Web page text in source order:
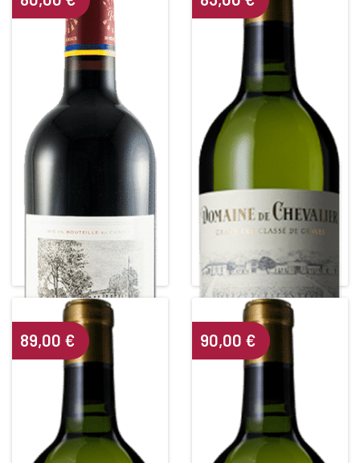
CHÂTEAU DUHART MILON
ROTHSCHILD
4ième Grand Cru Classé
Red • 2016
PAUILLAC
Alcohol content : 13°
DOMAINE DE CHEVALIER
Grand Cru Classé de Graves
White • 2013
PESSAC LEOGNAN BLANC
Alcohol content : 13°
89,00 € 90,00 €